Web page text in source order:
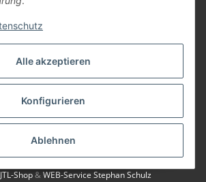
Alle akzeptieren
Konfigurieren
Ablehnen
Vertrag widerrufen
USt., zzgl.
JTL-Shop&WEB-Service Stephan Schulz